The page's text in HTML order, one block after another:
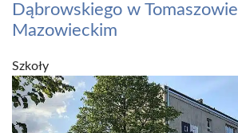
Dąbrowskiego w Tomaszowie
Mazowieckim
Szkoły